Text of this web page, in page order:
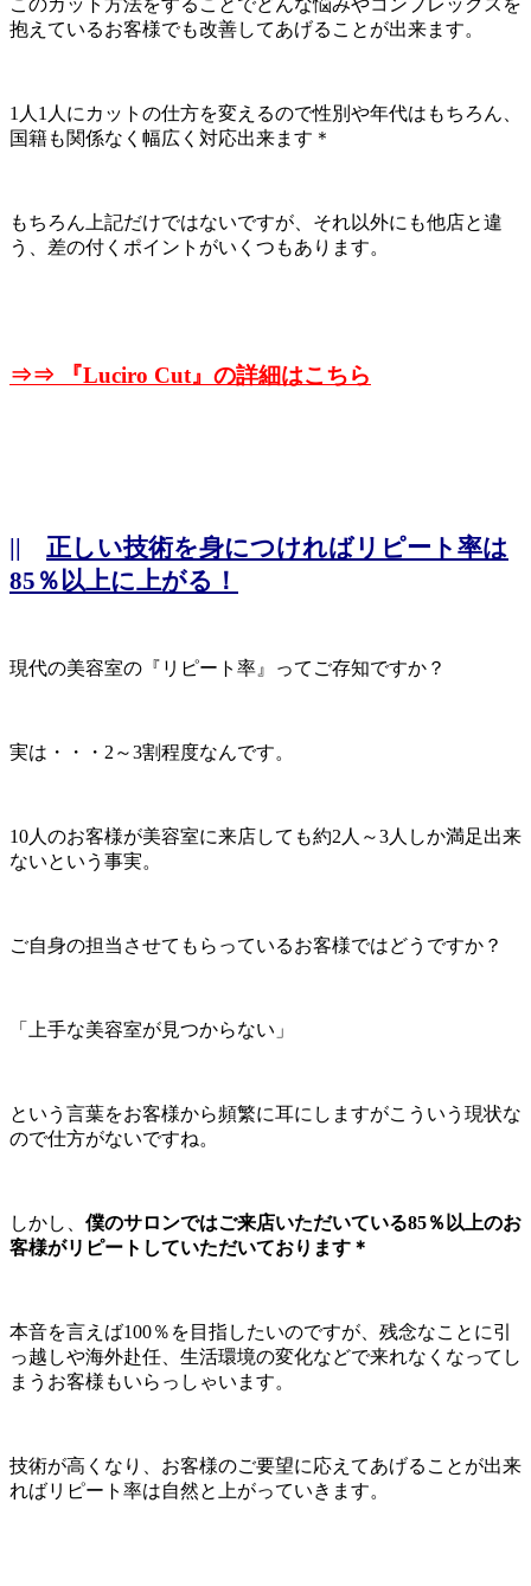
抱えているお客様でも改善してあげることが出来ます。
1人1人にカットの仕方を変えるので性別や年代はもちろん、
国籍も関係なく幅広く対応出来ます＊
もちろん上記だけではないですが、それ以外にも他店と違
う、差の付くポイントがいくつもあります。
⇒⇒ 『Luciro Cut』の詳細はこちら
|| 正しい技術を身につければリピート率は
85％以上に上がる！
現代の美容室の『リピート率』ってご存知ですか？
実は・・・2～3割程度なんです。
10人のお客様が美容室に来店しても約2人～3人しか満足出来
ないという事実。
ご自身の担当させてもらっているお客様ではどうですか？
「上手な美容室が見つからない」
という言葉をお客様から頻繁に耳にしますがこういう現状な
ので仕方がないですね。
しかし、 僕のサロンではご来店いただいている85％以上のお
客様がリピートしていただいております＊
本音を言えば100％を目指したいのですが、残念なことに引
っ越しや海外赴任、生活環境の変化などで来れなくなってし
まうお客様もいらっしゃいます。
技術が高くなり、お客様のご要望に応えてあげることが出来
ればリピート率は自然と上がっていきます。